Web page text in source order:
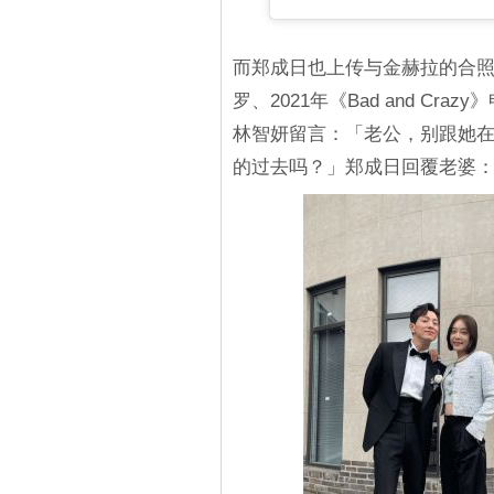
而郑成日也上传与金赫拉的合
罗、2021年《Bad and Crazy
林智妍留言：「老公，别跟她
的过去吗？」郑成日回覆老婆